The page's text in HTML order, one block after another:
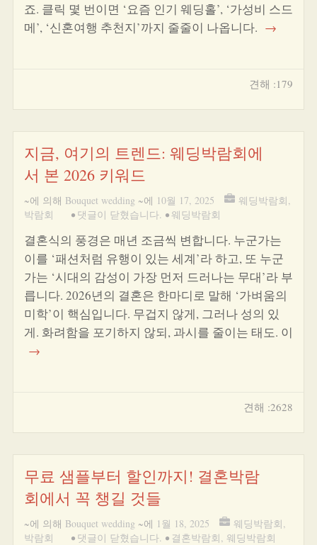
죠. 클릭 몇 번이면 ‘요즘 인기 웨딩홀’, ‘가성비 스드
메’, ‘신혼여행 추천지’까지 줄줄이 나옵니다. →
견해 :179
지금, 여기의 트렌드: 웨딩박람회에
서 본 2026 키워드
~에 의해 Bouquet wedding ~에 10월 17, 2025 웨딩박람회,
박람회
• 댓글이 닫혔습니다. •웨딩박람회
결혼식의 풍경은 매년 조금씩 변합니다. 누군가는
이를 ‘패션처럼 유행이 있는 세계’라 하고, 또 누군
가는 ‘시대의 감성이 가장 먼저 드러나는 무대’라 부
릅니다. 2026년의 결혼은 한마디로 말해 ‘가벼움의
미학’이 핵심입니다. 무겁지 않게, 그러나 성의 있
게. 화려함을 포기하지 않되, 과시를 줄이는 태도. 이
→
견해 :2628
무료 샘플부터 할인까지! 결혼박람
회에서 꼭 챙길 것들
~에 의해 Bouquet wedding ~에 1월 18, 2025 웨딩박람회,
박람회
• 댓글이 닫혔습니다. • 결혼박람회, 웨딩박람회